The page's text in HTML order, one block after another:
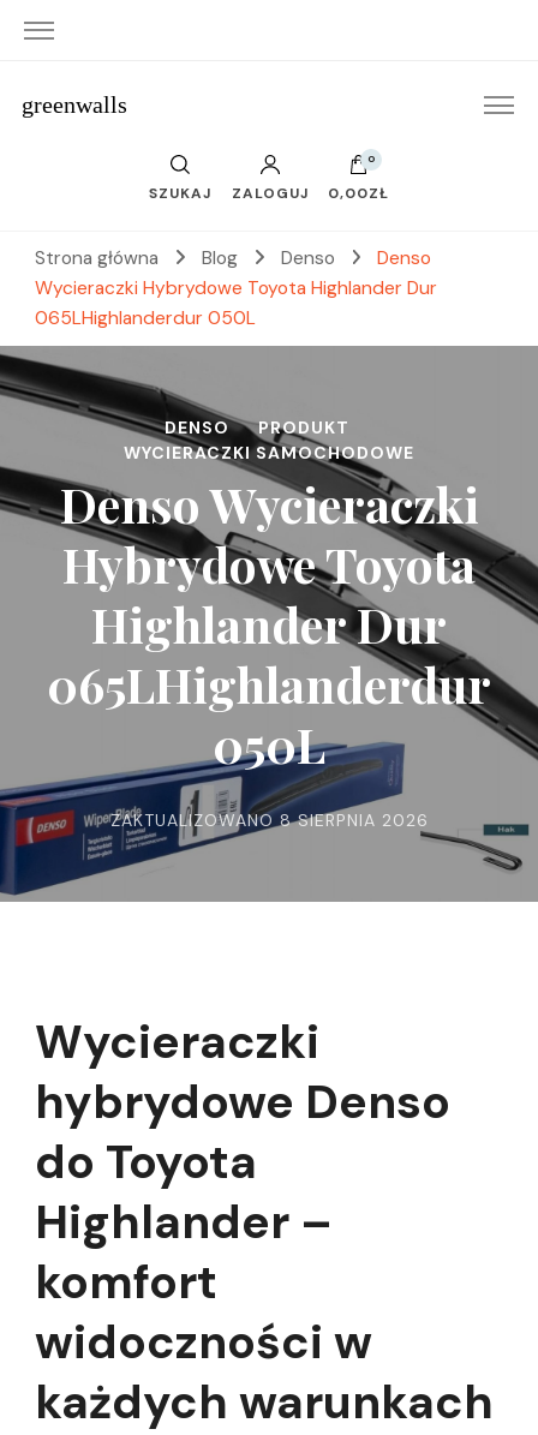
greenwalls
SZUKAJ ZALOGUJ
0
0,00ZŁ
Strona główna Blog Denso
Denso
Wycieraczki Hybrydowe Toyota Highlander Dur
065LHighlanderdur 050L
DENSO
PRODUKT
WYCIERACZKI SAMOCHODOWE
Denso Wycieraczki
Hybrydowe Toyota
Highlander Dur
065LHighlanderdur
050L
ZAKTUALIZOWANO8 SIERPNIA 2026
Wycieraczki
hybrydowe Denso
do Toyota
Highlander –
komfort
widoczności w
każdych warunkach